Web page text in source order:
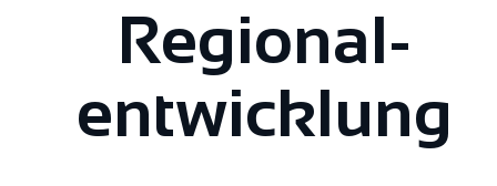
Regional­
entwicklung